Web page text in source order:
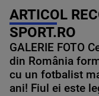
ARTICOL
SPORT.RO
GALERIE FOTO
din România
cu un fotbalist
ani! Fiul ei este